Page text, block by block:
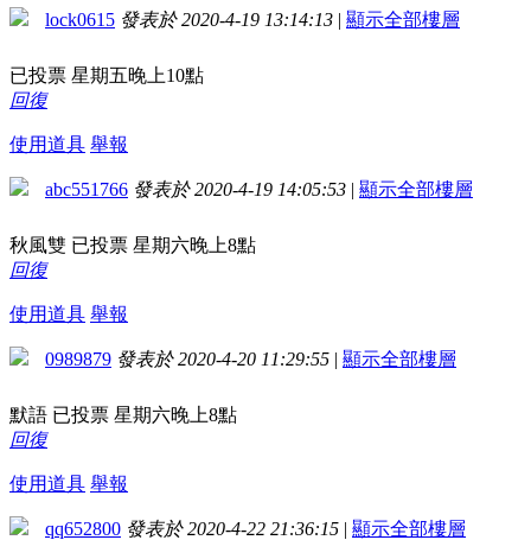
lock0615 發表於 2020-4-19 13:14:13 | 顯示全部樓層
已投票 星期五晚上10點
回復
使用道具 舉報
abc551766 發表於 2020-4-19 14:05:53 | 顯示全部樓層
秋風雙 已投票 星期六晚上8點
回復
使用道具 舉報
0989879 發表於 2020-4-20 11:29:55 | 顯示全部樓層
默語 已投票 星期六晚上8點
回復
使用道具 舉報
qq652800 發表於 2020-4-22 21:36:15 | 顯示全部樓層